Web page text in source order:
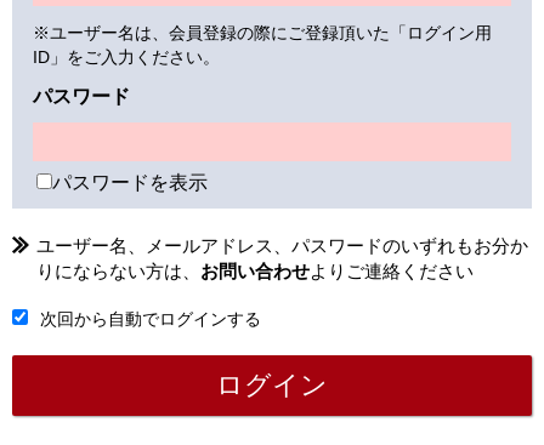
※ユーザー名は、会員登録の際にご登録頂いた「ログイン用
ID」をご入力ください。
パスワード
パスワードを表示
ユーザー名、メールアドレス、パスワードのいずれもお分か
りにならない方は、 お問い合わせよりご連絡ください
次回から自動でログインする